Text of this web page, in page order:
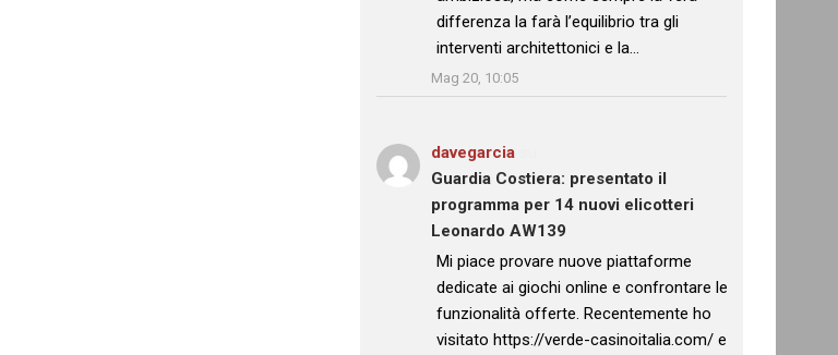
differenza la farà l’equilibrio tra gli
interventi architettonici e la…
Mag 20, 10:05
davegarcia
Guardia Costiera: presentato il
programma per 14 nuovi elicotteri
Leonardo AW139
: “
Mi piace provare nuove piattaforme
dedicate ai giochi online e confrontare le
funzionalità offerte. Recentemente ho
visitato https://verde-casinoitalia.com/ e